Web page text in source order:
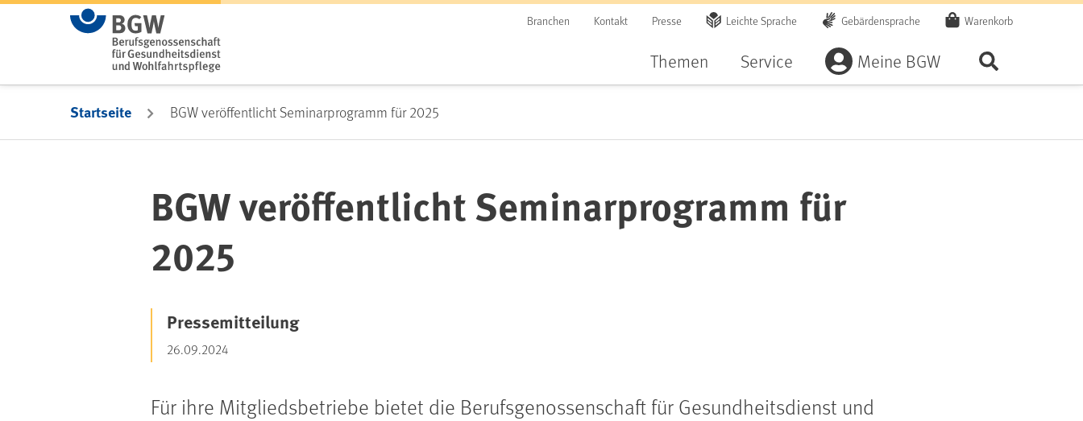
Zum Hauptinhalt springen Branchen Kontakt Presse Leichte Sprache Gebärdensprache Warenkorb
Themen Service Meine BGW
Startseite BGW veröffentlicht Seminarprogramm für 2025
BGW veröffentlicht Seminarprogramm für
2025
Pressemitteilung
26.09.2024
Für ihre Mitgliedsbetriebe bietet die Berufsgenossenschaft für Gesundheitsdienst und